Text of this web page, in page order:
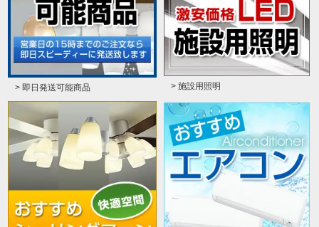
> 即日発送可能商品 > 施設用照明